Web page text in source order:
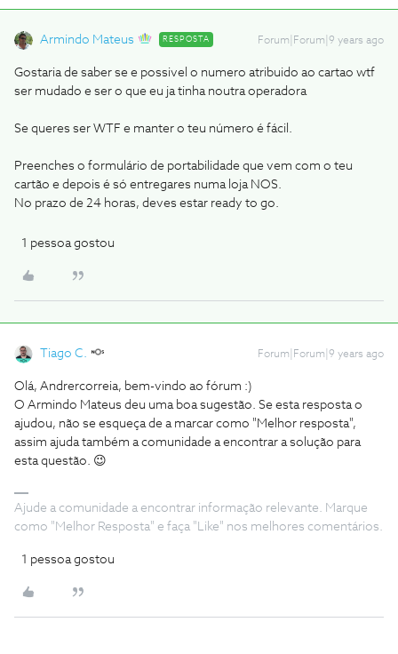
Armindo Mateus RESPOSTA Forum|Forum|9 years ago
Gostaria de saber se e possivel o numero atribuido ao cartao wtf
ser mudado e ser o que eu ja tinha noutra operadora
Se queres ser WTF e manter o teu número é fácil.
Preenches o formulário de portabilidade que vem com o teu
cartão e depois é só entregares numa loja NOS.
No prazo de 24 horas, deves estar ready to go.
1 pessoa gostou
Tiago C. Forum|Forum|9 years ago
Olá, Andrercorreia, bem-vindo ao fórum :)
O Armindo Mateus deu uma boa sugestão. Se esta resposta o
ajudou, não se esqueça de a marcar como "Melhor resposta",
assim ajuda também a comunidade a encontrar a solução para
esta questão. 😉
Ajude a comunidade a encontrar informação relevante. Marque
como "Melhor Resposta" e faça "Like" nos melhores comentários.
1 pessoa gostou